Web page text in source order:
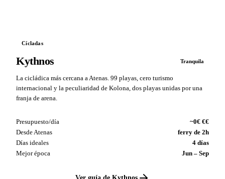
Cícladas
Kythnos Tranquila
La cicládica más cercana a Atenas. 99 playas, cero turismo
internacional y la peculiaridad de Kolona, dos playas unidas por una
franja de arena.
Presupuesto/día
~0€ €€
Desde Atenas
ferry de 2h
Días ideales
4 días
Mejor época
Jun – Sep